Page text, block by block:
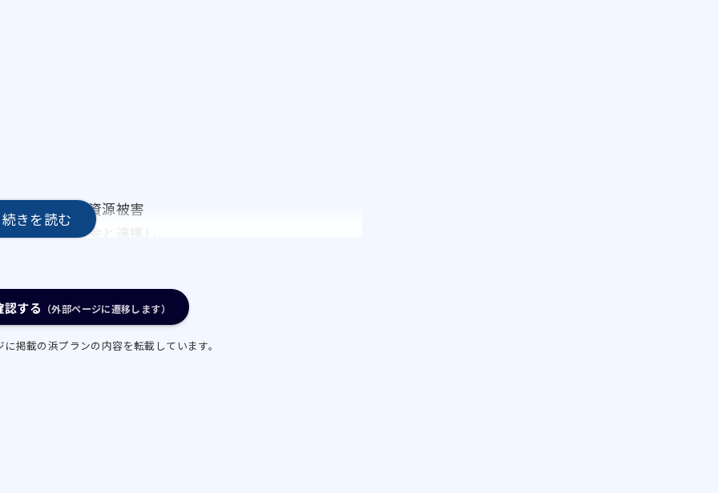
め、内水面資源被害
面漁業振興会と連携し、
産卵場の造成位置及
卵場を２箇所造成する
する （外部ページに遷移します）
掲載の浜プランの内容を転載しています。